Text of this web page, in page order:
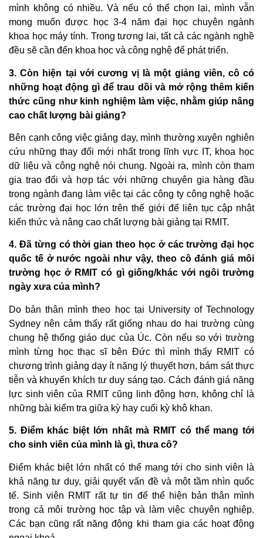
mình không có nhiều. Và nếu có thể chọn lại, mình vẫn
mong muốn được học 3-4 năm đại học chuyên ngành
khoa học máy tính. Trong tương lai, tất cả các ngành nghề
đều sẽ cần đến khoa học và công nghệ để phát triển.
3. Còn hiện tại với cương vị là một giảng viên, cô có
những hoạt động gì để trau dồi và mở rộng thêm kiến
thức cũng như kinh nghiệm làm việc, nhằm giúp nâng
cao chất lượng bài giảng?
Bên cạnh công việc giảng dạy, mình thường xuyên nghiên
cứu những thay đổi mới nhất trong lĩnh vực IT, khoa học
dữ liệu và công nghệ nói chung. Ngoài ra, mình còn tham
gia trao đổi và hợp tác với những chuyên gia hàng đầu
trong ngành đang làm việc tại các công ty công nghệ hoặc
các trường đại học lớn trên thế giới để liên tục cập nhật
kiến thức và nâng cao chất lượng bài giảng tại RMIT.
4. Đã từng có thời gian theo học ở các trường đại học
quốc tế ở nước ngoài như vậy, theo cô đánh giá môi
trường học ở RMIT có gì giống/khác với ngôi trường
ngày xưa của mình?
Do bản thân mình theo học tại University of Technology
Sydney nên cảm thấy rất giống nhau do hai trường cùng
chung hệ thống giáo dục của Úc. Còn nếu so với trường
mình từng học thạc sĩ bên Đức thì mình thấy RMIT có
chương trình giảng dạy ít nặng lý thuyết hơn, bám sát thực
tiễn và khuyến khích tư duy sáng tạo. Cách đánh giá năng
lực sinh viên của RMIT cũng linh động hơn, không chỉ là
những bài kiểm tra giữa kỳ hay cuối kỳ khô khan.
5. Điểm khác biệt lớn nhất mà RMIT có thể mang tới
cho sinh viên của mình là gì, thưa cô?
Điểm khác biệt lớn nhất có thể mang tới cho sinh viên là
khả năng tư duy, giải quyết vấn đề và một tầm nhìn quốc
tế. Sinh viên RMIT rất tự tin để thể hiện bản thân mình
trong cả môi trường học tập và làm việc chuyên nghiệp.
Các bạn cũng rất năng động khi tham gia các hoạt động